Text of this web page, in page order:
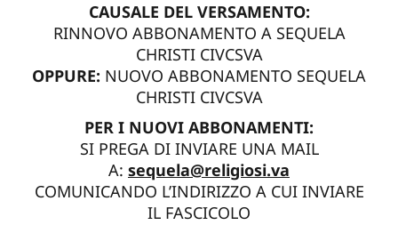
CAUSALE DEL VERSAMENTO:
RINNOVO ABBONAMENTO A SEQUELA
CHRISTI CIVCSVA
OPPURE: NUOVO ABBONAMENTO SEQUELA
CHRISTI CIVCSVA
PER I NUOVI ABBONAMENTI:
SI PREGA DI INVIARE UNA MAIL
A: sequela@religiosi.va
COMUNICANDO L’INDIRIZZO A CUI INVIARE
IL FASCICOLO